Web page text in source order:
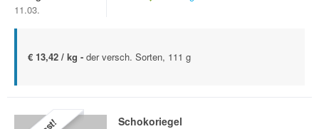
11.03.
€ 13,42 / kg - der versch. Sorten, 111 g
Schokoriegel